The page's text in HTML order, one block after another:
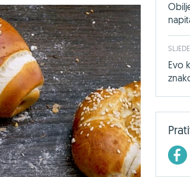
Evo